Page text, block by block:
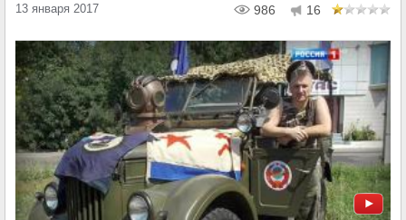
13 января 2017 986 16